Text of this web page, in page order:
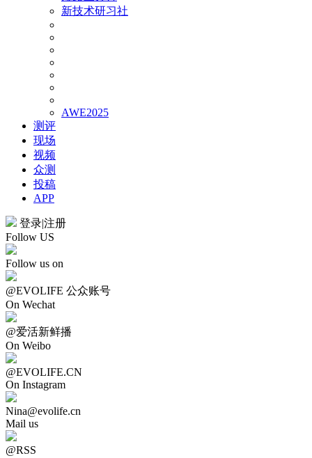
新技术研习社
AWE2025
测评
现场
视频
众测
投稿
APP
登录|注册
Follow US
Follow us on
@EVOLIFE 公众账号
On Wechat
@爱活新鲜播
On Weibo
@EVOLIFE.CN
On Instagram
Nina@evolife.cn
Mail us
@RSS